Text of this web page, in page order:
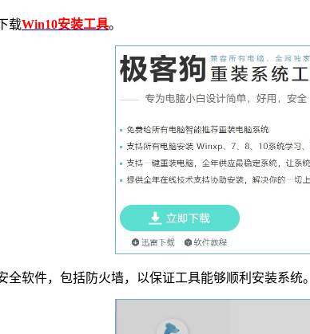
载Win10安装工具。
全软件，包括防火墙，以保证工具能够顺利安装系统。